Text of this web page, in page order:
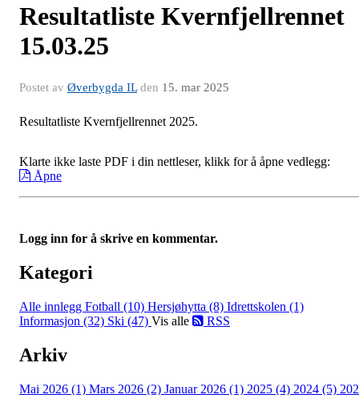
Resultatliste Kvernfjellrennet
15.03.25
Postet av Øverbygda ILden 15. mar 2025
Resultatliste Kvernfjellrennet 2025.
Klarte ikke laste PDF i din nettleser, klikk for å åpne vedlegg:
Åpne
Logg inn for å skrive en kommentar.
Kategori
Alle innlegg Fotball (10) Hersjøhytta (8) Idrettskolen (1)
Informasjon (32) Ski (47) Vis alle RSS
Arkiv
Mai 2026 (1) Mars 2026 (2) Januar 2026 (1) 2025 (4) 2024 (5)